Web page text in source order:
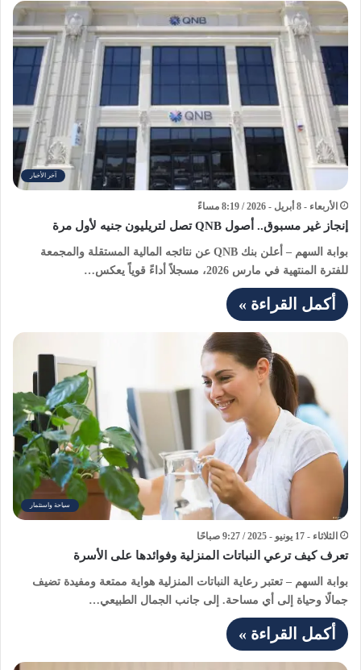
آخر الأخبار
الأربعاء - 8 أبريل - 2026 / 8:19 مساءً
إنجاز غير مسبوق.. أصول QNB تصل لتريليون جنيه لأول مرة
بوابة السهم – أعلن بنك QNB عن نتائجه المالية المستقلة والمجمعة
للفترة المنتهية في مارس 2026، مسجلاً أداءً قوياً يعكس…
أكمل القراءة »
سياحة واستثمار
الثلاثاء - 17 يونيو - 2025 / 9:27 صباحًا
تعرف كيف ترعي النباتات المنزلية وفوائدها على الأسرة
بوابة السهم – تعتبر رعاية النباتات المنزلية هواية ممتعة ومفيدة تضيف
جمالًا وحياة إلى أي مساحة. إلى جانب الجمال الطبيعي…
أكمل القراءة »